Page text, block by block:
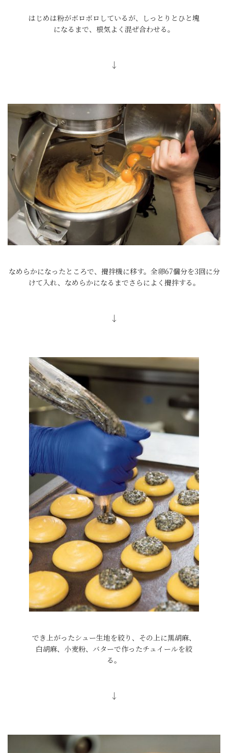
はじめは粉がボロボロしているが、しっとりとひと塊
になるまで、根気よく混ぜ合わせる。
↓
なめらかになったところで、攪拌機に移す。全卵67個分を3回に分
けて入れ、なめらかになるまでさらによく攪拌する。
↓
でき上がったシュー生地を絞り、その上に黒胡麻、
白胡麻、小麦粉、バターで作ったチュイールを絞
る。
↓